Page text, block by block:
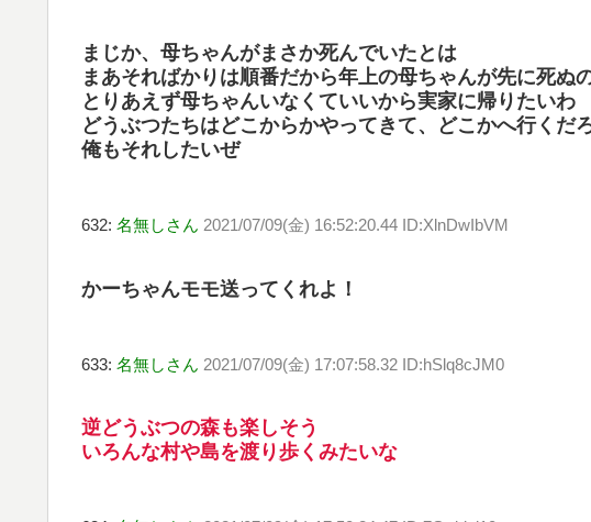
まじか、母ちゃんがまさか死んでいたとは
まあそればかりは順番だから年上の母ちゃんが先に死ぬ
とりあえず母ちゃんいなくていいから実家に帰りたいわ
どうぶつたちはどこからかやってきて、どこかへ行くだ
俺もそれしたいぜ
632: 名無しさん 2021/07/09(金) 16:52:20.44 ID:XlnDwIbVM
かーちゃんモモ送ってくれよ！
633: 名無しさん 2021/07/09(金) 17:07:58.32 ID:hSlq8cJM0
逆どうぶつの森も楽しそう
いろんな村や島を渡り歩くみたいな